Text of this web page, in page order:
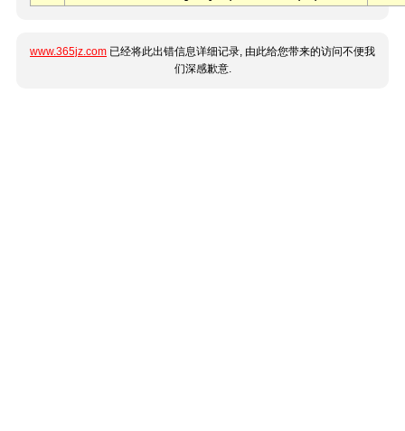
www.365jz.com 已经将此出错信息详细记录, 由此给您带来的访问不便我
们深感歉意.